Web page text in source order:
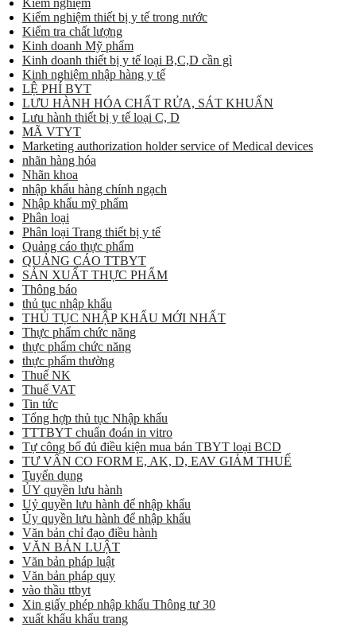
Kiểm nghiệm
Kiểm nghiệm thiết bị y tế trong nước
Kiểm tra chất lượng
Kinh doanh Mỹ phẩm
Kinh doanh thiết bị y tế loại B,C,D cần gì
Kinh nghiệm nhập hàng y tế
LỆ PHÍ BYT
LƯU HÀNH HÓA CHẤT RỬA, SÁT KHUẨN
Lưu hành thiết bị y tế loại C, D
MÃ VTYT
Marketing authorization holder service of Medical devices
nhãn hàng hóa
Nhãn khoa
nhập khẩu hàng chính ngạch
Nhập khẩu mỹ phẩm
Phân loại
Phân loại Trang thiết bị y tế
Quảng cáo thực phẩm
QUẢNG CÁO TTBYT
SẢN XUẤT THỰC PHẨM
Thông báo
thủ tục nhập khẩu
THỦ TỤC NHẬP KHẨU MỚI NHẤT
Thực phẩm chức năng
thực phẩm chức năng
thực phẩm thường
Thuế NK
Thuế VAT
Tin tức
Tổng hợp thủ tục Nhập khẩu
TTTBYT chuẩn đoán in vitro
Tự công bố đủ điều kiện mua bán TBYT loại BCD
TƯ VẤN CO FORM E, AK, D, EAV GIẢM THUẾ
Tuyển dụng
ỦY quyền lưu hành
Uỷ quyền lưu hành để nhập khẩu
Ủy quyền lưu hành để nhập khẩu
Văn bản chỉ đạo điều hành
VĂN BẢN LUẬT
Văn bản pháp luật
Văn bản pháp quy
vào thầu ttbyt
Xin giấy phép nhập khẩu Thông tư 30
xuất khẩu khẩu trang